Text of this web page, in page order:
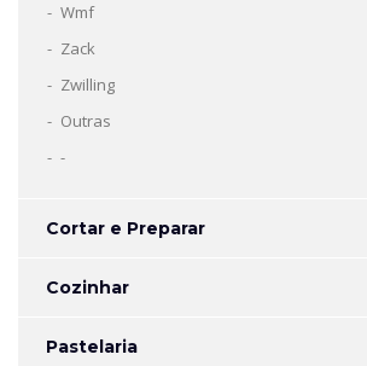
Wmf
Zack
Zwilling
Outras
-
Cortar e Preparar
Cozinhar
Pastelaria